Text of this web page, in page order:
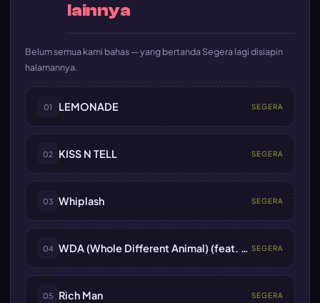
lainnya
Belum semua kami bahas — yang bertanda Segera lagi disiapin
halamannya.
01 LEMONADE SEGERA
02 KISS N TELL SEGERA
03 Whiplash SEGERA
04 SEGERA
05 Rich Man SEGERA